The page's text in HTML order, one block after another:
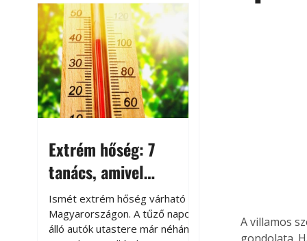
Extrém hőség: 7
tanács, amivel
megóvhatjuk
autónkat a nyári
Ismét extrém hőség várható
Magyarországon. A tűző napon
álló autók utastere már néhány
A villamos
gondolata.